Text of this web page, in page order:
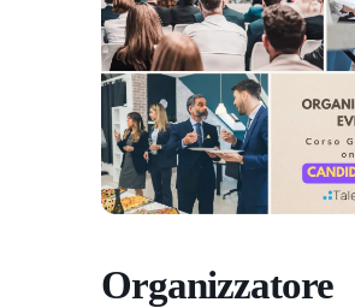
Organizzatore